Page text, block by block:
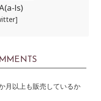
ls)
月以上も販売しているか